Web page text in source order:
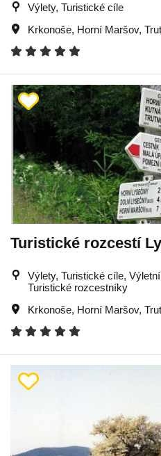
Výlety, Turistické cíle
Krkonoše, Horní Maršov,
Turistické rozcestí
Výlety, Turistické cíle,
Turistické rozcestníky
Krkonoše, Horní Maršov,